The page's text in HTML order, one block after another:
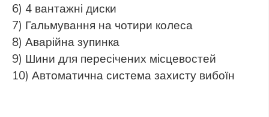
6) 4 вантажні диски
7) Гальмування на чотири колеса
8) Аварійна зупинка
9) Шини для пересічених місцевостей
10) Автоматична система захисту вибоїн